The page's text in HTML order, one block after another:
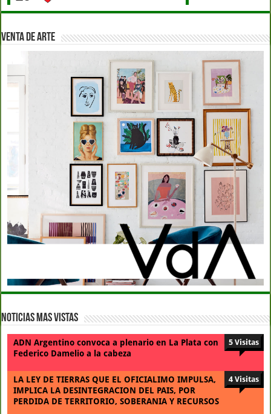
VENTA DE ARTE
Noticias Mas Vistas
ADN Argentino convoca a plenario en La Plata con
Federico Damelio a la cabeza
5 Visitas
LA LEY DE TIERRAS QUE EL OFICIALIMO IMPULSA,
IMPLICA LA DESINTEGRACION DEL PAIS, POR
PERDIDA DE TERRITORIO, SOBERANIA Y RECURSOS
4 Visitas